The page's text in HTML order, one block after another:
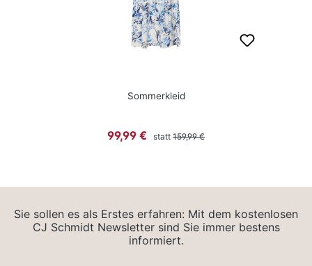
Sommerkleid
Verkaufspreis:
99,99 € statt Regulärer Preis:
159,99 €
Sie sollen es als Erstes erfahren: Mit dem kostenlosen
CJ Schmidt Newsletter sind Sie immer bestens
informiert.